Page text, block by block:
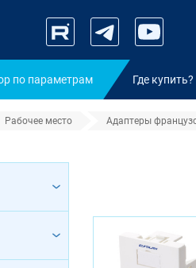
по параметрам Где купить?
Рабочее место Адаптеры